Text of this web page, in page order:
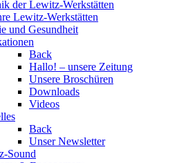
der Lewitz-Werkstätten
Lewitz-Werkstätten
und Gesundheit
Back
Hallo! – unsere Zeitung
Unsere Broschüren
Downloads
Videos
Back
Unser Newsletter
Sound